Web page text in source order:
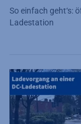
So einfach geht‘s:
Ladestation